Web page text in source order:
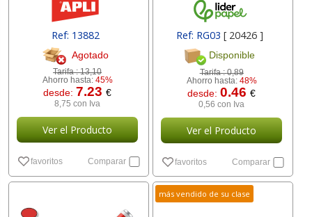
Ref: 13882
Agotado
Tarifa :13,10
Ahorro hasta: 45%
desde: 7.23€
8,75 con Iva
Ver el Producto
favoritos Comparar
Ref: RG03 [ 20426 ]
Disponible
Tarifa :0,89
Ahorro hasta: 48%
desde:0.46€
0,56 con Iva
Ver el Producto
favoritos Comparar
más vendido de su clase